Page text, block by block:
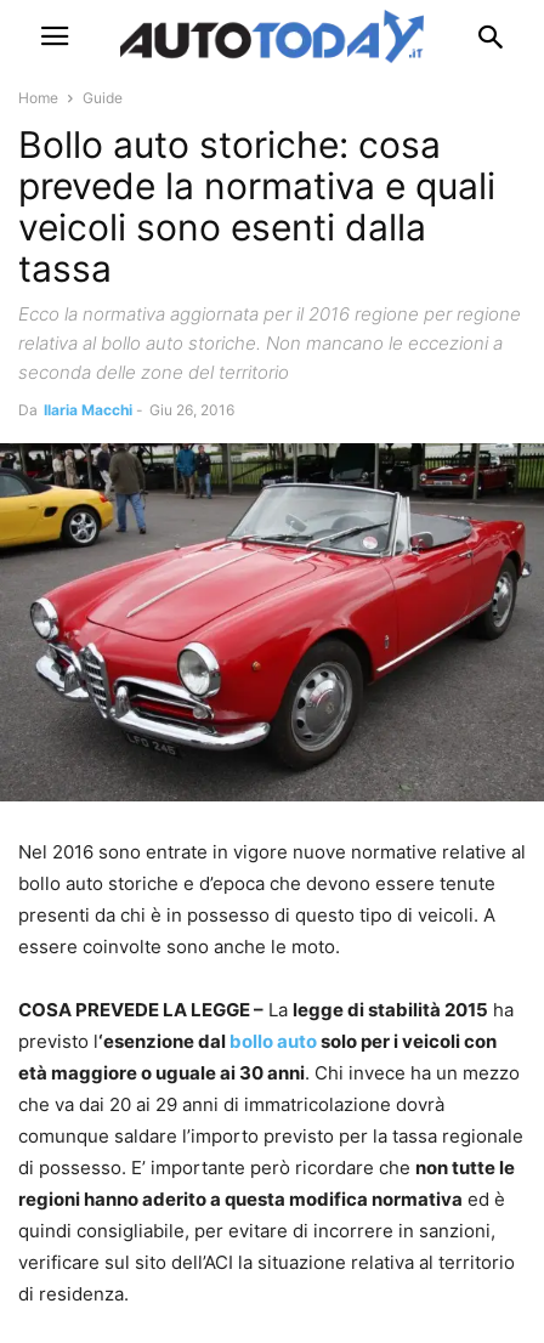
Home Guide
Bollo auto storiche: cosa
prevede la normativa e quali
veicoli sono esenti dalla
tassa
Ecco la normativa aggiornata per il 2016 regione per regione
relativa al bollo auto storiche. Non mancano le eccezioni a
seconda delle zone del territorio
Da Ilaria Macchi - Giu 26, 2016
Nel 2016 sono entrate in vigore nuove normative relative al
bollo auto storiche e d’epoca che devono essere tenute
presenti da chi è in possesso di questo tipo di veicoli. A
essere coinvolte sono anche le moto.
COSA PREVEDE LA LEGGE – La legge di stabilità 2015 ha
previsto l‘esenzione dal bollo autosolo per i veicoli con
età maggiore o uguale ai 30 anni. Chi invece ha un mezzo
che va dai 20 ai 29 anni di immatricolazione dovrà
comunque saldare l’importo previsto per la tassa regionale
di possesso. E’ importante però ricordare che non tutte le
regioni hanno aderito a questa modifica normativa ed è
quindi consigliabile, per evitare di incorrere in sanzioni,
verificare sul sito dell’ACI la situazione relativa al territorio
di residenza.